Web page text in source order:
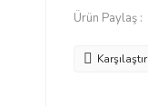
Ürün Paylaş :
Karşılaştır